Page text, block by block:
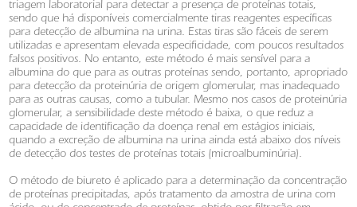
triagem laboratorial para detectar a presença de proteínas totais,
sendo que há disponíveis comercialmente tiras reagentes específicas
para detecção de albumina na urina. Estas tiras são fáceis de serem
utilizadas e apresentam elevada especificidade, com poucos resultados
falsos positivos. No entanto, este método é mais sensível para a
albumina do que para as outras proteínas sendo, portanto, apropriado
para detecção da proteinúria de origem glomerular, mas inadequado
para as outras causas, como a tubular. Mesmo nos casos de proteinúria
glomerular, a sensibilidade deste método é baixa, o que reduz a
capacidade de identificação da doença renal em estágios iniciais,
quando a excreção de albumina na urina ainda está abaixo dos níveis
de detecção dos testes de proteínas totais (microalbuminúria).
O método de biureto é aplicado para a determinação da concentração
de proteínas precipitadas, após tratamento da amostra de urina com